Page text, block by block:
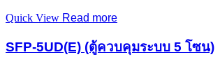
Quick View Read more
SFP-5UD(E) (ตู้ควบคุมระบบ 5 โซน)